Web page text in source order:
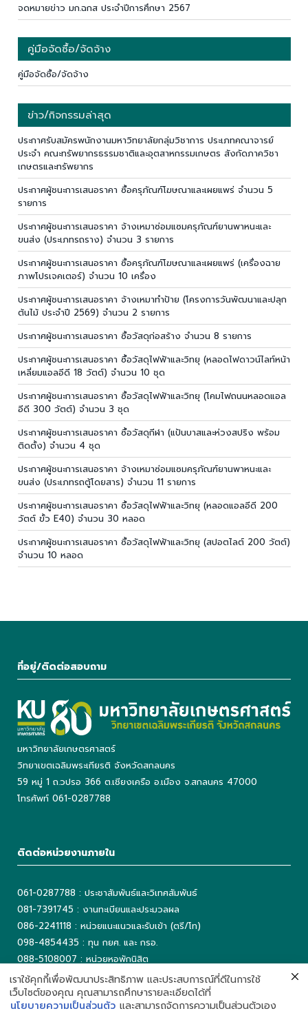
จดหมายข่าว มก.ฉกส ประจำปีการศึกษา 2567
คู่มือจัดซื้อ/จัดจ้าง
คู่มือจัดซื้อ/จัดจ้าง
ข่าว/กิจกรรมล่าสุด
ประกาศรับสมัครพนักงานมหาวิทยาลัยกลุ่มวิชาการ ประเภทคณาจารย์
ประจำ คณะทรัพยากรธรรมชาติและอุตสาหกรรมเกษตร สังกัดภาควิชา
เกษตรและทรัพยากร
ประกาศผู้ชนะการเสนอราคา ซื้อครุภัณฑ์โฆษณาและเผยแพร่ จำนวน 5
รายการ
ประกาศผู้ชนะการเสนอราคา จ้างเหมาซ่อมแซมครุภัณฑ์ยานพาหนะและ
ขนส่ง (ประเภทรถราง) จำนวน 3 รายการ
ประกาศผู้ชนะการเสนอราคา ซื้อครุภัณฑ์โฆษณาและเผยแพร่ (เครื่องฉาย
ภาพโปรเจคเตอร์) จำนวน 10 เครื่อง
ประกาศผู้ชนะการเสนอราคา จ้างเหมาทำป้าย (โครงการวันพัฒนาและปลุก
ต้นไม้ ประจำปี 2569) จำนวน 2 รายการ
ประกาศผู้ชนะการเสนอราคา ซื้อวัสดุก่อสร้าง จำนวน 8 รายการ
ประกาศผู้ชนะการเสนอราคา ซื้อวัสดุไฟฟ้าและวิทยุ (หลอดไฟดาวน์ไลท์หน้า
เหลี่ยมแอลอีดี 18 วัตต์) จำนวน 10 ชุด
ประกาศผู้ชนะการเสนอราคา ซื้อวัสดุไฟฟ้าและวิทยุ (โคมไฟถนนหลอดแอล
อีดี 300 วัตต์) จำนวน 3 ชุด
ประกาศผู้ชนะการเสนอราคา ซื้อวัสดุกีฬา (แป้นบาสและห่วงสปริง พร้อม
ติดตั้ง) จำนวน 4 ชุด
ประกาศผู้ชนะการเสนอราคา จ้างเหมาซ่อมแซมครุภัณฑ์ยานพาหนะและ
ขนส่ง (ประเภทรถตู้โดยสาร) จำนวน 11 รายการ
ประกาศผู้ชนะการเสนอราคา ซื้อวัสดุไฟฟ้าและวิทยุ (หลอดแอลอีดี 200
วัตต์ ขั้ว E40) จำนวน 30 หลอด
ประกาศผู้ชนะการเสนอราคา ซื้อวัสดุไฟฟ้าและวิทยุ (สปอตไลต์ 200 วัตต์)
จำนวน 10 หลอด
ที่อยู่/ติดต่อสอบถาม
มหาวิทยาลัยเกษตรศาสตร์
วิทยาเขตเฉลิมพระเกียรติ จังหวัดสกลนคร
59 หมู่ 1 ถ.วปรอ 366 ต.เชียงเครือ อ.เมือง จ.สกลนคร 47000
โทรศัพท์ 061-0287788
ติดต่อหน่วยงานภายใน
061-0287788 : ประชาสัมพันธ์และวิเทศสัมพันธ์
081-7391745 : งานทะเบียนและประมวลผล
086-2241118 : หน่วยแนะแนวและรับเข้า (ตรี/โท)
098-4854435 : ทุน กยศ. และ กรอ.
088-5108007 : หน่วยหอพักนิสิต
042-725042 ต่อ 5503 : งานเทคโนโลยีสารสนเทศ
042-725093 : ห้องสมุด
เราใช้คุกกี้เพื่อพัฒนาประสิทธิภาพ และประสบการณ์ที่ดีในการใช้
เว็บไซต์ของคุณ คุณสามารถศึกษารายละเอียดได้ที่
นโยบายความเป็นส่วนตัว และสามารถจัดการความเป็นส่วนตัวเอง